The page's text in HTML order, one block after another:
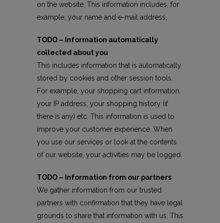
on the website. This information includes, for
example, your name and e-mail address.
TODO – Information automatically
collected about you
This includes information that is automatically
stored by cookies and other session tools.
For example, your shopping cart information,
your IP address, your shopping history (if
there is any) etc. This information is used to
improve your customer experience. When
you use our services or look at the contents
of our website, your activities may be logged.
TODO – Information from our partners
We gather information from our trusted
partners with confirmation that they have legal
grounds to share that information with us. This